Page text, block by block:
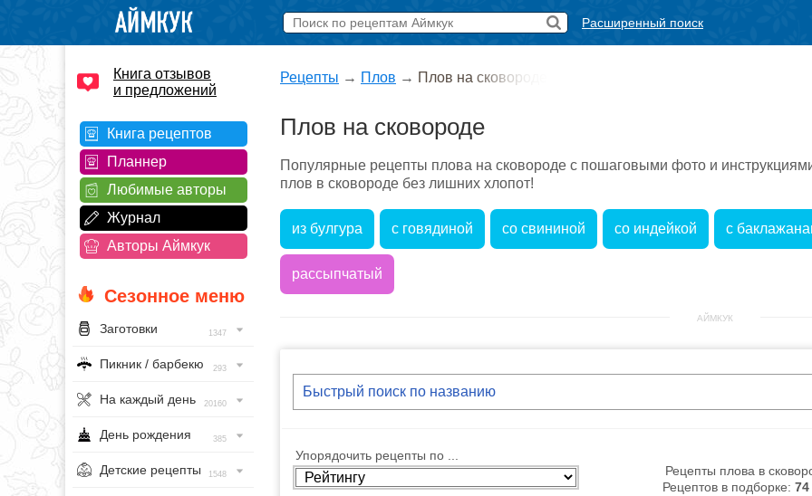
Расширенный поиск
Книга отзывов
и предложений
Книга рецептов
Планнер
Любимые авторы
Журнал
Авторы Аймкук
Сезонное меню
Заготовки 1347
Пикник / барбекю 293
На каждый день 20160
День рождения 385
Детские рецепты 1548
Рецепты → Плов → Плов на сковороде
Плов на сковороде
Популярные рецепты плова на сковороде с пошаговыми фото и
плов в сковороде без лишних хлопот!
из булгура с говядиной со свининой со индейкой с
рассыпчатый
АЙМКУК
Упорядочить рецепты по ...
Рецепты плова в
Рецептов в подборке: 74